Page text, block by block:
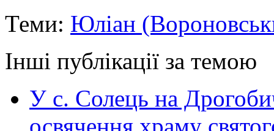
Теми: Юліан
Інші публікації за темою
У с. Солець на
освячення храму